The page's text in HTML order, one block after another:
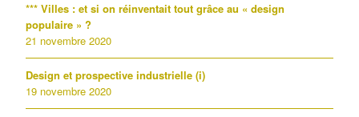
*** Villes : et si on réinventait tout grâce au « design
populaire » ?
21 novembre 2020
Design et prospective industrielle (i)
19 novembre 2020